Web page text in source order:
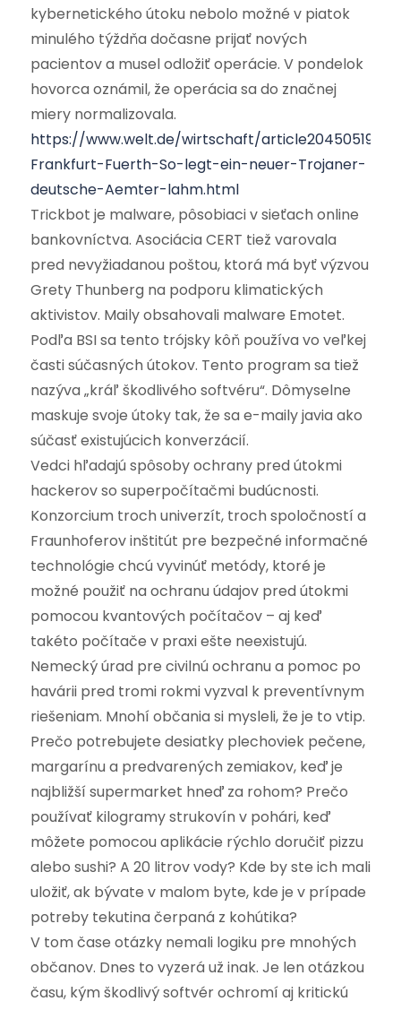
kybernetického útoku nebolo možné v piatok
minulého týždňa dočasne prijať nových
pacientov a musel odložiť operácie. V pondelok
hovorca oznámil, že operácia sa do značnej
miery normalizovala.
https://www.welt.de/wirtschaft/article204505194/
Frankfurt-Fuerth-So-legt-ein-neuer-Trojaner-
deutsche-Aemter-lahm.html
Trickbot je malware, pôsobiaci v sieťach online
bankovníctva. Asociácia CERT tiež varovala
pred nevyžiadanou poštou, ktorá má byť výzvou
Grety Thunberg na podporu klimatických
aktivistov. Maily obsahovali malware Emotet.
Podľa BSI sa tento trójsky kôň používa vo veľkej
časti súčasných útokov. Tento program sa tiež
nazýva „kráľ škodlivého softvéru“. Dômyselne
maskuje svoje útoky tak, že sa e-maily javia ako
súčasť existujúcich konverzácií.
Vedci hľadajú spôsoby ochrany pred útokmi
hackerov so superpočítačmi budúcnosti.
Konzorcium troch univerzít, troch spoločností a
Fraunhoferov inštitút pre bezpečné informačné
technológie chcú vyvinúť metódy, ktoré je
možné použiť na ochranu údajov pred útokmi
pomocou kvantových počítačov – aj keď
takéto počítače v praxi ešte neexistujú.
Nemecký úrad pre civilnú ochranu a pomoc po
havárii pred tromi rokmi vyzval k preventívnym
riešeniam. Mnohí občania si mysleli, že je to vtip.
Prečo potrebujete desiatky plechoviek pečene,
margarínu a predvarených zemiakov, keď je
najbližší supermarket hneď za rohom? Prečo
používať kilogramy strukovín v pohári, keď
môžete pomocou aplikácie rýchlo doručiť pizzu
alebo sushi? A 20 litrov vody? Kde by ste ich mali
uložiť, ak bývate v malom byte, kde je v prípade
potreby tekutina čerpaná z kohútika?
V tom čase otázky nemali logiku pre mnohých
občanov. Dnes to vyzerá už inak. Je len otázkou
času, kým škodlivý softvér ochromí aj kritickú